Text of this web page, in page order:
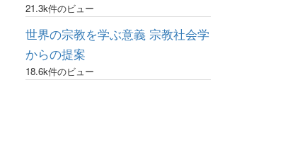
21.3k件のビュー
世界の宗教を学ぶ意義 宗教社会学
からの提案
18.6k件のビュー